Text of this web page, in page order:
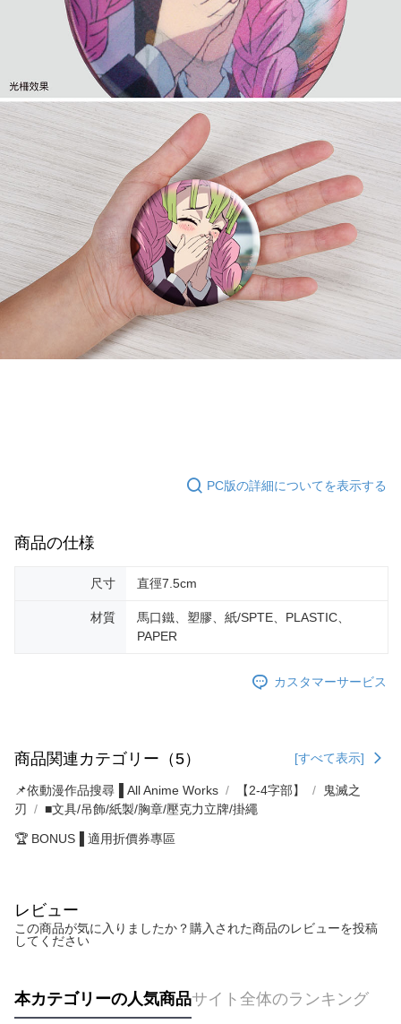
PC版の詳細についてを表示する
商品の仕様
尺寸 直徑7.5cm
材質
馬口鐵、塑膠、紙/SPTE、PLASTIC、
PAPER
カスタマーサービス
商品関連カテゴリー（5） [すべて表示]
📌依動漫作品搜尋▐ All Anime Works 【2-4字部】
鬼滅之
刃
■文具/吊飾/紙製/胸章/壓克力立牌/掛繩
🏆 BONUS▐ 適用折價券專區
レビュー
この商品が気に入りましたか？購入された商品のレビューを投稿
してください
本カテゴリーの人気商品サイト全体のランキング